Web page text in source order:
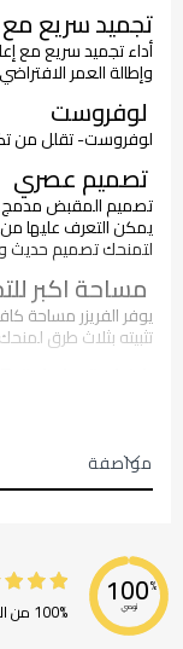
تجميد سريع مع
أداء تجميد سريع مع
وإطالة العمر الافتراضي
لوفروست
لوفروست- تقلل من
تصميم عصري
تصميم المقبض مدمج
يمكن التعرف عليها من
لتمنحك تصميم حديث
مساحة اكبر
يوفر الفريزر
تثبيته بثلاث طرق
للحصول على رؤية
مما يمنحك القدرة على
الأطفال
مواصفة
100%
نوصي 100% من المراجعين أوصوا بهذا المنتج